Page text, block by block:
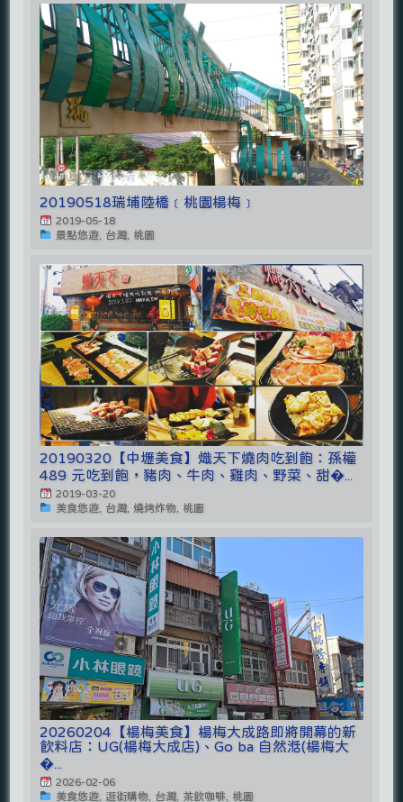
20190518瑞埔陸橋﹝桃園楊梅﹞
2019-05-18
景點悠遊, 台灣, 桃園
20190320【中壢美食】熾天下燒肉吃到飽：孫權
489 元吃到飽，豬肉、牛肉、雞肉、野菜、甜�...
2019-03-20
美食悠遊, 台灣, 燒烤炸物, 桃園
20260204【楊梅美食】楊梅大成路即將開幕的新
飲料店：UG(楊梅大成店)、Go ba 自然湉(楊梅大
�...
2026-02-06
美食悠遊, 逛街購物, 台灣, 茶飲咖啡, 桃園